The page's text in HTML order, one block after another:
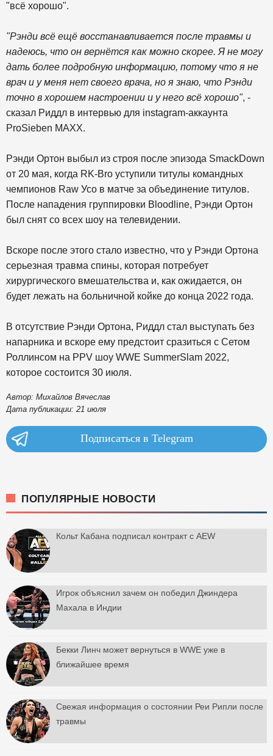
"всё хорошо".
"Рэнди всё ещё восстанавливается после травмы и
надеюсь, что он вернётся как можно скорее. Я не могу
дать более подробную информацию, потому что я не
врач и у меня нет своего врача, но я знаю, что Рэнди
точно в хорошем настроении и у него всё хорошо", -
сказал Риддл в интервью для instagram-аккаунта
ProSieben MAXX.
Рэнди Ортон выбыл из строя после эпизода SmackDown
от 20 мая, когда RK-Bro уступили титулы командных
чемпионов Raw Усо в матче за объединение титулов.
После нападения группировки Bloodline, Рэнди Ортон
был снят со всех шоу на телевидении.
Вскоре после этого стало известно, что у Рэнди Ортона
серьезная травма спины, которая потребует
хирургического вмешательства и, как ожидается, он
будет лежать на больничной койке до конца 2022 года.
В отсутствие Рэнди Ортона, Риддл стал выступать без
напарника и вскоре ему предстоит сразиться с Сетом
Роллинсом на PPV шоу WWE SummerSlam 2022,
которое состоится 30 июля.
Автор: Михайлов Вячеслав
Дата публикации: 21 июля
Подписаться в Telegram
ПОПУЛЯРНЫЕ НОВОСТИ
Кольт Кабана подписал контракт с AEW
Игрок объяснил зачем он победил Джиндера
Махала в Индии
Бекки Линч может вернуться в WWE уже в
ближайшее время
Свежая информация о состоянии Реи Рипли после
травмы